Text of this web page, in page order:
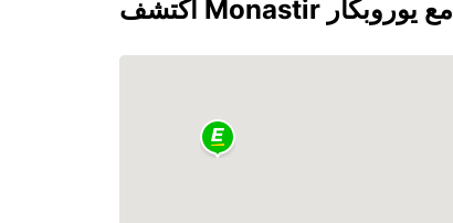
اكتشف Monastir مع يوروبكار